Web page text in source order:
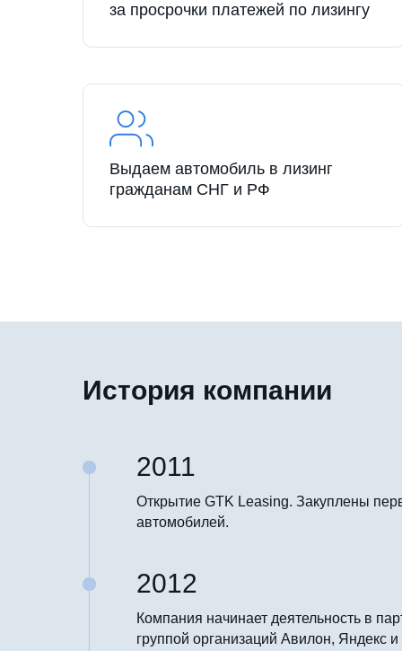
за просрочки платежей по лизингу
Выдаем автомобиль в лизинг
гражданам СНГ и РФ
История компании
2011
Открытие GTK Leasing. Закуплены
автомобилей.
2012
Компания начинает деятельность в
группой организаций Авилон, Яндекс